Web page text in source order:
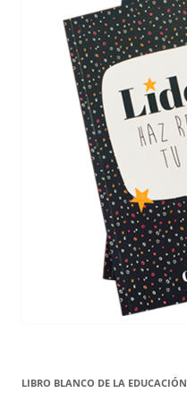
LIBRO BLANCO DE LA EDUCACIÓN